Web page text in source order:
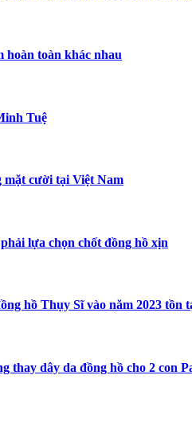
hoàn toàn khác nhau
Tuệ
cười tại Việt Nam
lựa chọn chốt đồng hồ xịn
hồ Thụy Sĩ vào năm 2023 tồn
thay dây da đồng hồ cho 2 con